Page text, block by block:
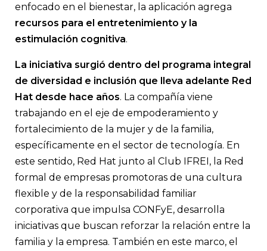
enfocado en el bienestar, la aplicación agrega
recursos para el entretenimiento y la
estimulación cognitiva.
La iniciativa surgió dentro del programa integral
de diversidad e inclusión que lleva adelante Red
Hat desde hace años. La compañía viene
trabajando en el eje de empoderamiento y
fortalecimiento de la mujer y de la familia,
específicamente en el sector de tecnología. En
este sentido, Red Hat junto al Club IFREI, la Red
formal de empresas promotoras de una cultura
flexible y de la responsabilidad familiar
corporativa que impulsa CONFyE, desarrolla
iniciativas que buscan reforzar la relación entre la
familia y la empresa. También en este marco, el